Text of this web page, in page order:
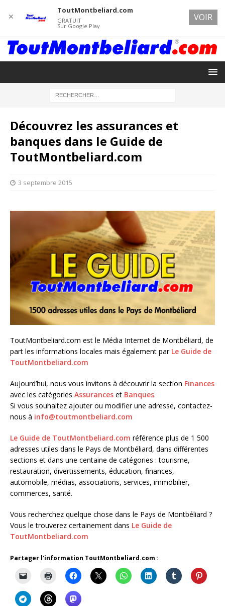
Découvrez les assurances et
banques dans le Guide de
ToutMontbeliard.com
3 septembre 2015
ToutMontbeliard.com est le Média Internet de Montbéliard, de
part les informations locales mais également par Le Guide de
ToutMontbeliard.com
Aujourd’hui, nous vous invitons à découvrir la section Finances
avec les catégories Assurances et Banques.
Si vous souhaitez ajouter ou modifier une adresse, contactez-
nous à info@toutmontbeliard.com
Le Guide de ToutMontbeliard.com référence plus de 1 500
adresses utiles dans le Pays de Montbéliard, dans différentes
sections et dans une centaine de catégories : tourisme,
restauration, divertissements, éducation, finances,
automobile, médias, associations, services, immobilier,
commerces, santé.
Vous recherchez quelque chose dans le Pays de Montbéliard ?
Vous le trouverez certainement dans Le Guide de
ToutMontbeliard.com
Partager l'information ToutMontbeliard.com :
✕
ToutMontbeliard.com
GRATUIT
Sur Google Play
VOIR